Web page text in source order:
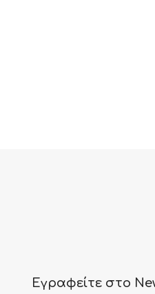
Εγραφείτε στο